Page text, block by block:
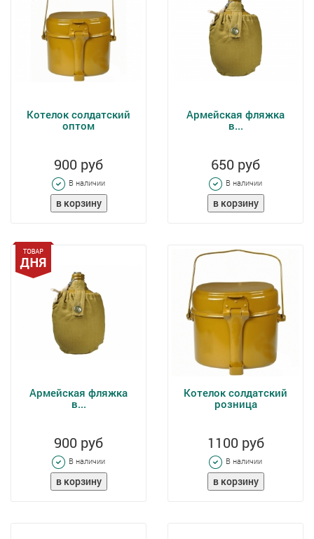
Котелок солдатский
оптом
900 руб
В наличии
Армейская фляжка
в...
650 руб
В наличии
Армейская фляжка
в...
900 руб
В наличии
Котелок солдатский
розница
1100 руб
В наличии